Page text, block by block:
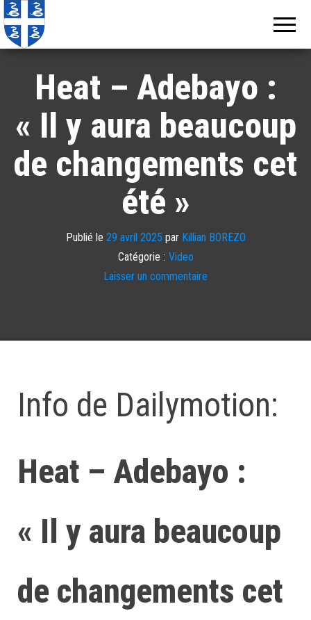
Heat – Adebayo :
« Il y aura beaucoup
de changements cet
été »
Publié le 29 avril 2025 par Killian BOREZO
Catégorie : Video
Laisser un commentaire
Info de Dailymotion:
Heat – Adebayo :
« Il y aura beaucoup
de changements cet